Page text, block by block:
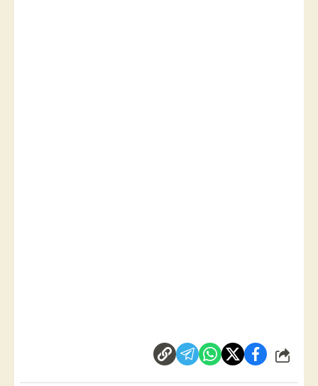
شارك